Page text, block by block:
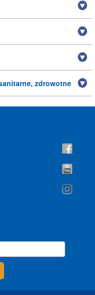
zdrowotne